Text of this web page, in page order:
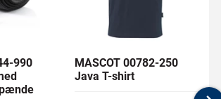
990
MASCOT 00782-250
Java T-shirt